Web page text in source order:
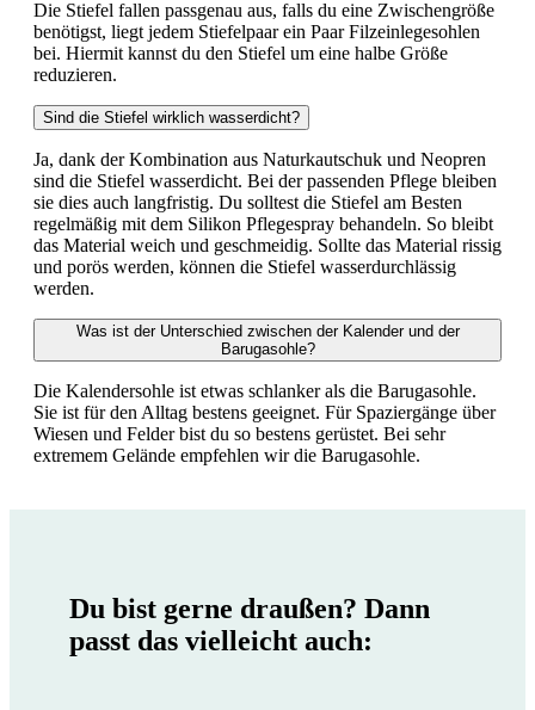
Die Stiefel fallen passgenau aus, falls du eine Zwischengröße
benötigst, liegt jedem Stiefelpaar ein Paar Filzeinlegesohlen
bei. Hiermit kannst du den Stiefel um eine halbe Größe
reduzieren.
Sind die Stiefel wirklich wasserdicht?
Ja, dank der Kombination aus Naturkautschuk und Neopren
sind die Stiefel wasserdicht. Bei der passenden Pflege bleiben
sie dies auch langfristig. Du solltest die Stiefel am Besten
regelmäßig mit dem Silikon Pflegespray behandeln. So bleibt
das Material weich und geschmeidig. Sollte das Material rissig
und porös werden, können die Stiefel wasserdurchlässig
werden.
Was ist der Unterschied zwischen der Kalender und der
Barugasohle?
Die Kalendersohle ist etwas schlanker als die Barugasohle.
Sie ist für den Alltag bestens geeignet. Für Spaziergänge über
Wiesen und Felder bist du so bestens gerüstet. Bei sehr
extremem Gelände empfehlen wir die Barugasohle.
Du bist gerne draußen? Dann
passt das vielleicht auch: